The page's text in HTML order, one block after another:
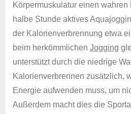
Körpermuskulatur einen
halbe Stunde aktives
der Kalorienverbrennung etwa
beim herkömmlichen Jogging
unterstützt durch die niedrige
Kalorienverbrennen zusätzlich,
Energie aufwenden muss, um
Außerdem macht dies die